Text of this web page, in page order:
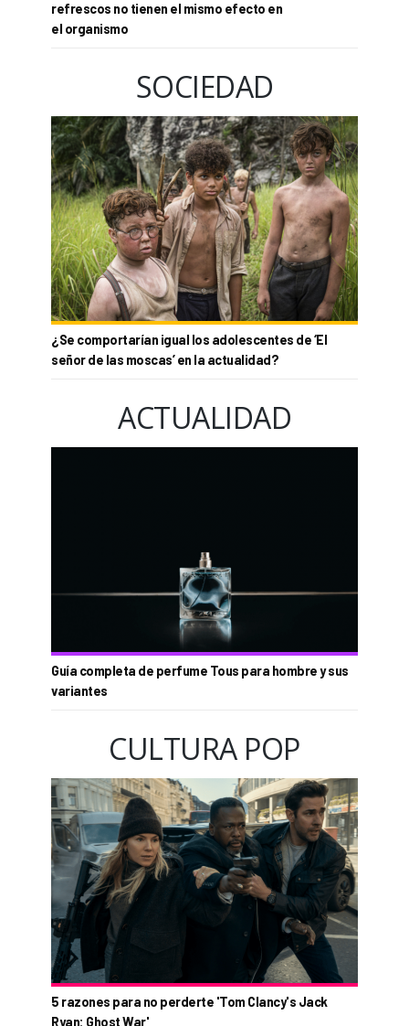
refrescos no tienen el mismo efecto en
el organismo
SOCIEDAD
¿Se comportarían igual los adolescentes de ‘El
señor de las moscas’ en la actualidad?
ACTUALIDAD
Guía completa de perfume Tous para hombre y sus
variantes
CULTURA POP
5 razones para no perderte 'Tom Clancy's Jack
Ryan: Ghost War'